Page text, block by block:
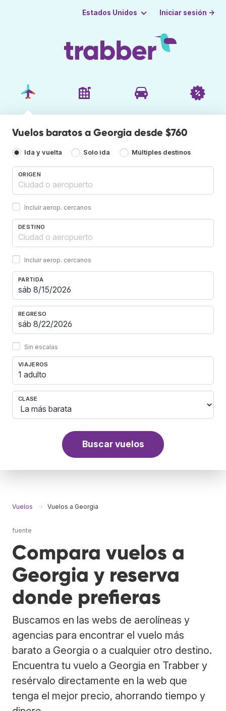
Estados Unidos Iniciar sesión →
Vuelos baratos a Georgia desde $760
Ida y vuelta Solo ida Múltiples destinos
ORIGEN
Incluir aerop. cercanos
DESTINO
Incluir aerop. cercanos
PARTIDA
REGRESO
Sin escalas
VIAJEROS
1 adulto
CLASE
Buscar vuelos
Vuelos Vuelos a Georgia
fuente
Compara vuelos a
Georgia y reserva
donde prefieras
Buscamos en las webs de aerolíneas y
agencias para encontrar el vuelo más
barato a Georgia o a cualquier otro destino.
Encuentra tu vuelo a Georgia en Trabber y
resérvalo directamente en la web que
tenga el mejor precio, ahorrando tiempo y